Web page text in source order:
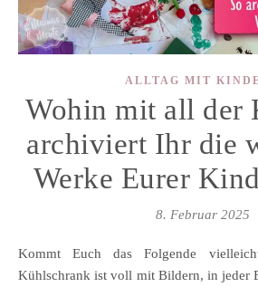
ALLTAG MIT
Wohin mit all der
archiviert Ihr die
Werke Eurer
8. Februar 2025
Kommt Euch das Folgende vielleicht bekannt vor? Der
Kühlschrank ist voll mit Bildern, in jeder